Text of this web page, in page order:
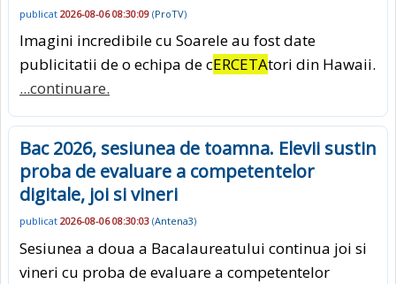
publicat 2026-08-06 08:30:09 (ProTV)
Imagini incredibile cu Soarele au fost date
publicitatii de o echipa de cERCETAtori din Hawaii.
...continuare.
Bac 2026, sesiunea de toamna. Elevii sustin
proba de evaluare a competentelor
digitale, joi si vineri
publicat 2026-08-06 08:30:03 (Antena3)
Sesiunea a doua a Bacalaureatului continua joi si
vineri cu proba de evaluare a competentelor